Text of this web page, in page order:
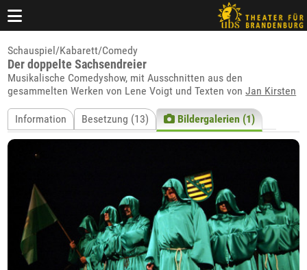
Schauspiel/Kabarett/Comedy
Der doppelte Sachsendreier
Musikalische Comedyshow, mit Ausschnitten aus den
gesammelten Werken von Lene Voigt und Texten vonJan Kirsten
Information Besetzung (13) Bildergalerien (1)